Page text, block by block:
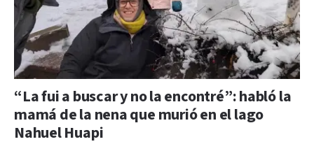
“La fui a buscar y no la encontré”: habló la
mamá de la nena que murió en el lago
Nahuel Huapi